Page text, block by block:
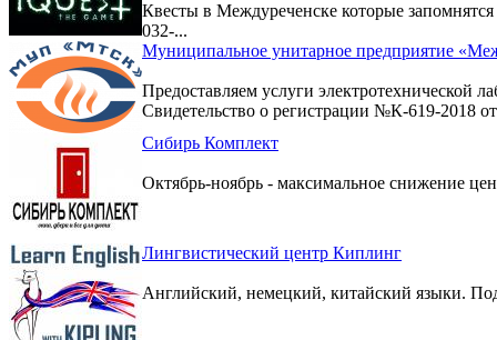
Квесты в Междуреченске которые
032-...
Муниципальное унитарное предприятие
Предоставляем услуги электротехнической
Свидетельство о регистрации №К-619-2018 от
Сибирь Комплект
Октябрь-ноябрь - максимальное снижение
Лингвистический центр Киплинг
Английский, немецкий, китайский языки.